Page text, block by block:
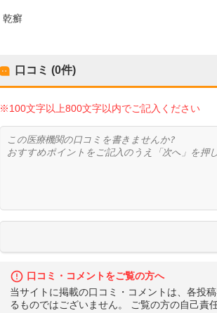
乾癬
口コミ (0件)
※100文字以上800文字以内でご記入ください
口コミ・コメントをご覧の方へ
当サイトに掲載の口コミ・コメントは、各投
るものではございません。 ご覧の方の自己責